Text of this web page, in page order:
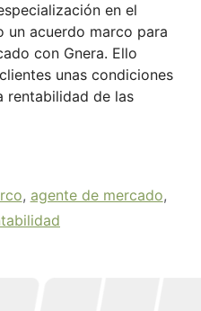
en el
un acuerdo marco para
con Gnera. Ello
unas condiciones
rentabilidad de las
, agente de mercado,